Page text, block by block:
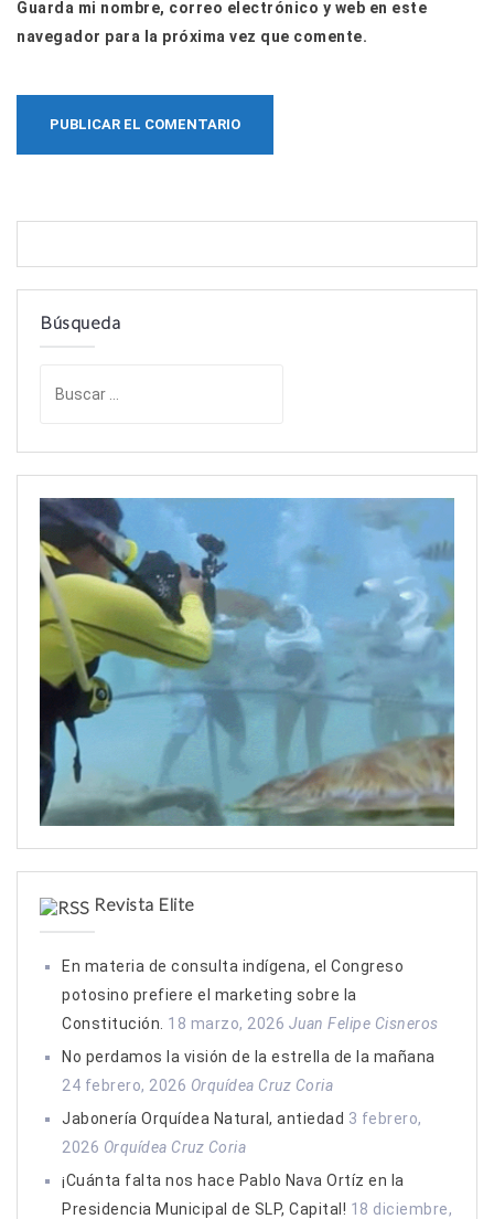
Guarda mi nombre, correo electrónico y web en este
navegador para la próxima vez que comente.
Búsqueda
r
:
Revista Elite
En materia de consulta indígena, el Congreso
potosino prefiere el marketing sobre la
Constitución. 18 marzo, 2026 Juan Felipe Cisneros
No perdamos la visión de la estrella de la mañana
24 febrero, 2026 Orquídea Cruz Coria
Jabonería Orquídea Natural, antiedad 3 febrero,
2026 Orquídea Cruz Coria
¡Cuánta falta nos hace Pablo Nava Ortíz en la
Presidencia Municipal de SLP, Capital! 18 diciembre,